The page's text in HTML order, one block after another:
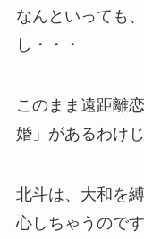
なんといっても
し・・・
このまま遠距離
婚」があるわけ
北斗は、大和を
心しちゃうのです